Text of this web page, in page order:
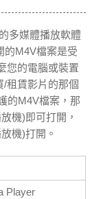
多媒體播放軟體
的M4V檔案是受
您的電腦或裝置
/租賃影片的那個
的M4V檔案，那
機)即可打開，
機)打開。
Player